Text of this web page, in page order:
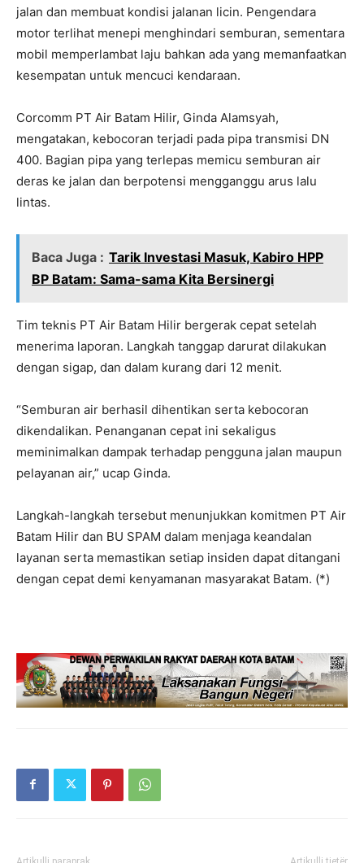
jalan dan membuat kondisi jalanan licin. Pengendara
motor terlihat menepi menghindari semburan, sementara
mobil memperlambat laju bahkan ada yang memanfaatkan
kesempatan untuk mencuci kendaraan.
Corcomm PT Air Batam Hilir, Ginda Alamsyah,
mengatakan, kebocoran terjadi pada pipa transmisi DN
400. Bagian pipa yang terlepas memicu semburan air
deras ke jalan dan berpotensi mengganggu arus lalu
lintas.
Baca Juga : Tarik Investasi Masuk, Kabiro HPP
BP Batam: Sama-sama Kita Bersinergi
Tim teknis PT Air Batam Hilir bergerak cepat setelah
menerima laporan. Langkah tanggap darurat dilakukan
dengan sigap, dan dalam kurang dari 12 menit.
“Semburan air berhasil dihentikan serta kebocoran
dikendalikan. Penanganan cepat ini sekaligus
meminimalkan dampak terhadap pengguna jalan maupun
pelayanan air,” ucap Ginda.
Langkah-langkah tersebut menunjukkan komitmen PT Air
Batam Hilir dan BU SPAM dalam menjaga keandalan
layanan serta memastikan setiap insiden dapat ditangani
dengan cepat demi kenyamanan masyarakat Batam. (*)